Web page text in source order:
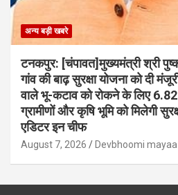
अन्य बड़ी खबरे
टनकपुर: [चंपावत]मुख्यमंत्री श्री
गांव की बाढ़ सुरक्षा योजना को दी
वाले भू-कटाव को रोकने के लिए
ग्रामीणों और कृषि भूमि को मिलेगी
एडिटर इन चीफ
August 7, 2026 Devbhoomi mayaa